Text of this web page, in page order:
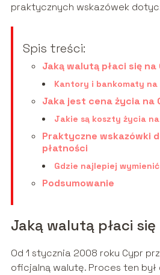
praktycznych wskazówek
Spis treści:
Jaką walutą płaci się na
Kantory i bankomaty na
Jaka jest cena życia na
Jakie są koszty życia
Praktyczne wskazówki
płatności
Gdzie najlepiej
Podsumowanie
Jaką walutą płaci
Od 1 stycznia 2008 roku Cypr
oficjalną walutę. Proces ten